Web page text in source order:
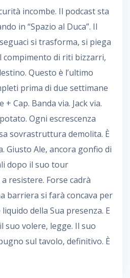
incombe. Il podcast sta
in “Spazio al Duca”. Il
si trasforma, si piega
compimento di riti bizzarri,
Questo è l’ultimo
prima di due settimane
Cap. Banda via. Jack via.
Ogni escrescenza
sovrastruttura demolita. È
Giusto Ale, ancora gonfio di
dopo il suo tour
resistere. Forse cadrà
barriera si farà concava per
della Sua presenza. E
suo volere, legge. Il suo
sul tavolo, definitivo. È